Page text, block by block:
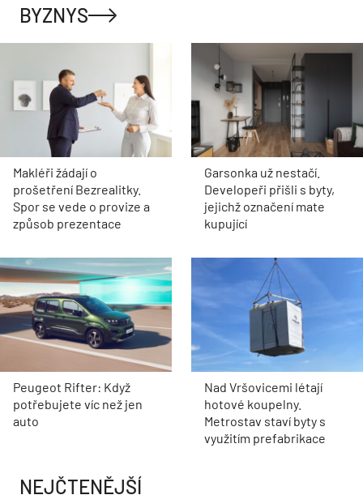
BYZNYS
Makléři žádají o
prošetření Bezrealitky.
Spor se vede o provize a
způsob prezentace
Garsonka už nestačí.
Developeři přišli s byty,
jejichž označení mate
kupující
Peugeot Rifter: Když
potřebujete víc než jen
auto
Nad Vršovicemi létají
hotové koupelny.
Metrostav staví byty s
využitím prefabrikace
NEJČTENĚJŠÍ